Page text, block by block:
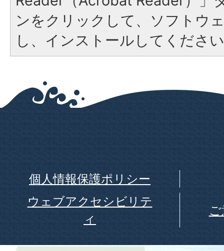
ンをクリックして、ソフトウ
し、インストールしてくださ
個人情報保護ポリシー
ウェブアクセシビリテ
ィ